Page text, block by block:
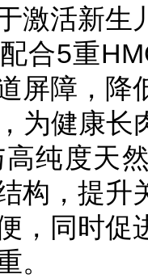
激活新生
合5重
屏障，降
为健康长
纯度天
构，提升
，同时促
。